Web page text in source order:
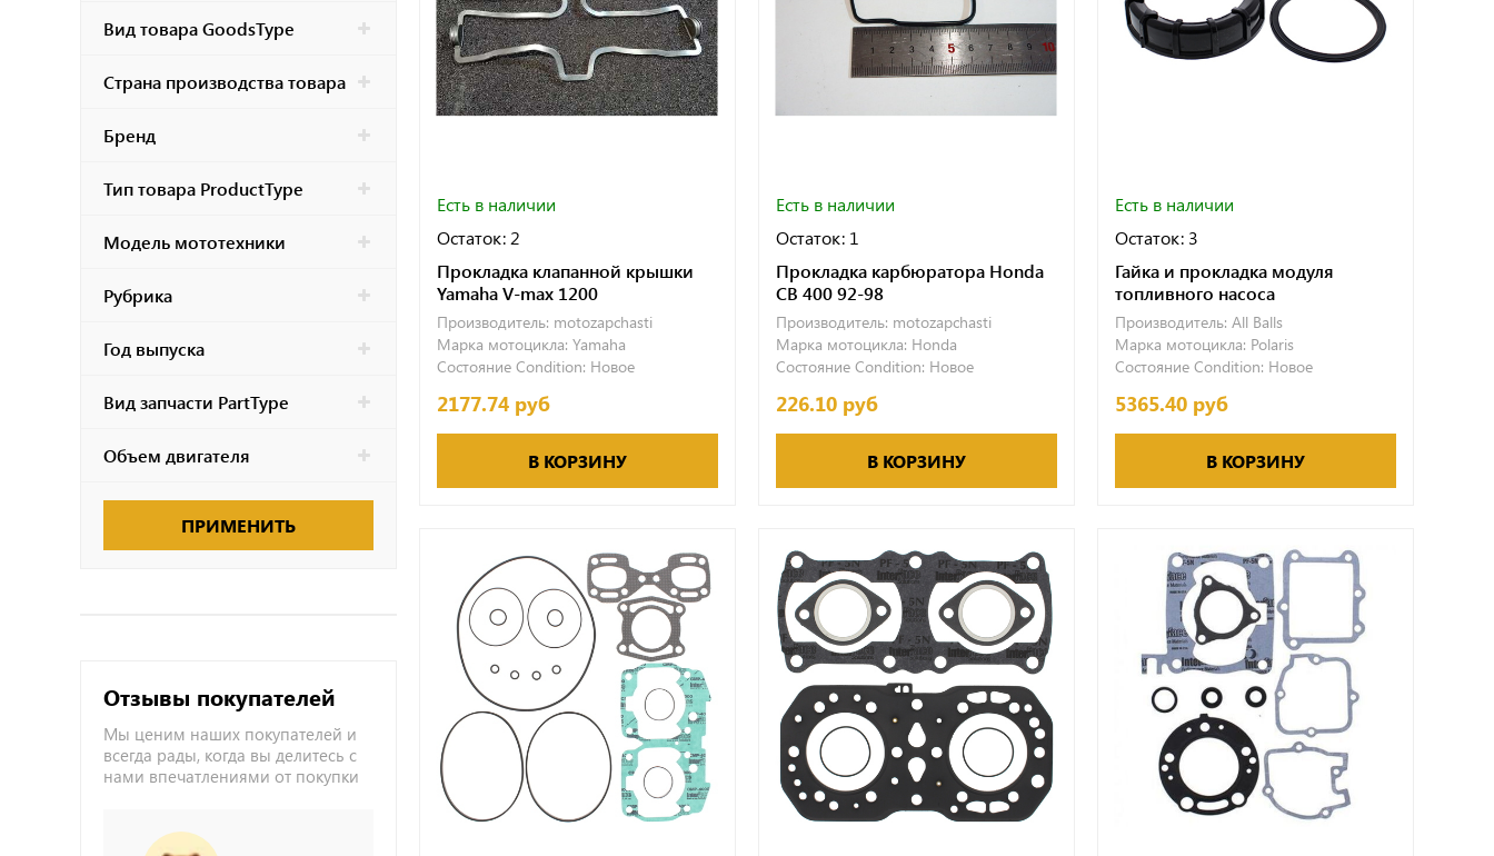
Вид товара GoodsType
Страна производства товара
Бренд
Тип товара ProductType
Модель мототехники
Рубрика
Год выпуска
Вид запчасти PartType
Объем двигателя
ПРИМЕНИТЬ
Отзывы покупателей
Мы ценим наших покупателей и
всегда рады, когда вы делитесь с
нами впечатлениями от покупки
Есть в наличии
Остаток: 2
Прокладка клапанной крышки
Yamaha V-max 1200
Производитель: motozapchasti
Марка мотоцикла: Yamaha
Состояние Condition: Новое
2177.74 руб
В КОРЗИНУ
Есть в наличии
Остаток: 1
Прокладка карбюратора Honda
CB 400 92-98
Производитель: motozapchasti
Марка мотоцикла: Honda
Состояние Condition: Новое
226.10 руб
В КОРЗИНУ
Есть в наличии
Остаток: 3
Гайка и прокладка модуля
топливного насоса
Производитель: All Balls
Марка мотоцикла: Polaris
Состояние Condition: Новое
5365.40 руб
В КОРЗИНУ